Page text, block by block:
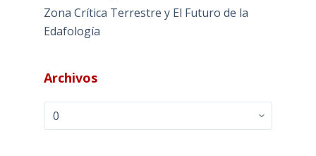
Zona Crítica Terrestre y El Futuro de la
Edafología
Archivos
Archivos